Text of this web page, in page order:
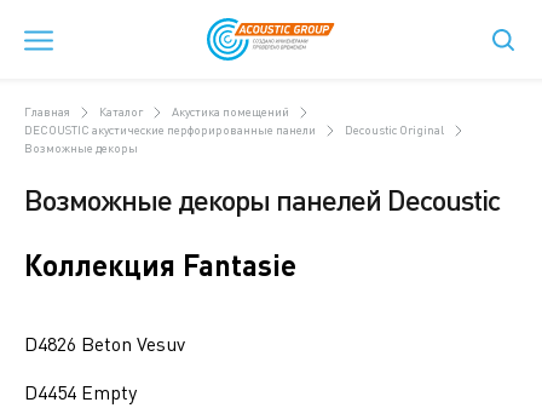
Главная Каталог
Акустика помещений
DECOUSTIC акустические перфорированные панели
Decoustic Original
Возможные декоры
Возможные декоры панелей Decoustic
Коллекция Fantasie
D4826 Beton Vesuv
D4454 Empty